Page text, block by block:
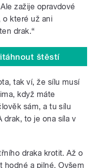
zažije opravdové
o které už ani
drak.“
štěstí
tak ví, že sílu musí
když máte
sám, a tu sílu
drak, to je ona síla v
draka krotit. Až o
hodné a pilné. Ovšem